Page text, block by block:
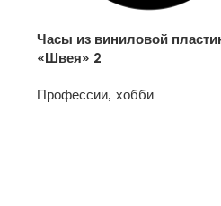
Часы из виниловой
«Швея» 2
Профессии, хобби